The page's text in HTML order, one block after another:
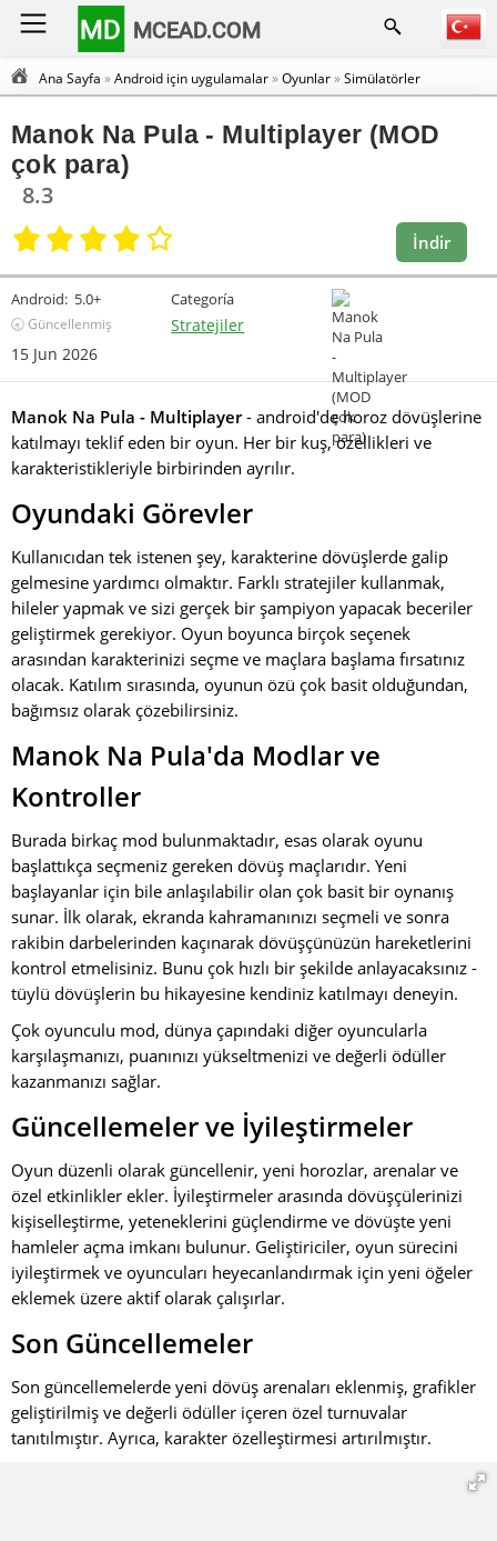
MD MCEAD.COM
Ana Sayfa »Android için uygulamalar»Oyunlar»Simülatörler
Manok Na Pula - Multiplayer (MOD
çok para)
8.3
İndir
Android: 5.0+
🕣 Güncellenmiş
15 Jun 2026
Categoría
Stratejiler
Manok Na Pula - Multiplayer- android'de horoz dövüşlerine
katılmayı teklif eden bir oyun. Her bir kuş, özellikleri ve
karakteristikleriyle birbirinden ayrılır.
Oyundaki Görevler
Kullanıcıdan tek istenen şey, karakterine dövüşlerde galip
gelmesine yardımcı olmaktır. Farklı stratejiler kullanmak,
hileler yapmak ve sizi gerçek bir şampiyon yapacak beceriler
geliştirmek gerekiyor. Oyun boyunca birçok seçenek
arasından karakterinizi seçme ve maçlara başlama fırsatınız
olacak. Katılım sırasında, oyunun özü çok basit olduğundan,
bağımsız olarak çözebilirsiniz.
Manok Na Pula'da Modlar ve
Kontroller
Burada birkaç mod bulunmaktadır, esas olarak oyunu
başlattıkça seçmeniz gereken dövüş maçlarıdır. Yeni
başlayanlar için bile anlaşılabilir olan çok basit bir oynanış
sunar. İlk olarak, ekranda kahramanınızı seçmeli ve sonra
rakibin darbelerinden kaçınarak dövüşçünüzün hareketlerini
kontrol etmelisiniz. Bunu çok hızlı bir şekilde anlayacaksınız -
tüylü dövüşlerin bu hikayesine kendiniz katılmayı deneyin.
Çok oyunculu mod, dünya çapındaki diğer oyuncularla
karşılaşmanızı, puanınızı yükseltmenizi ve değerli ödüller
kazanmanızı sağlar.
Güncellemeler ve İyileştirmeler
Oyun düzenli olarak güncellenir, yeni horozlar, arenalar ve
özel etkinlikler ekler. İyileştirmeler arasında dövüşçülerinizi
kişiselleştirme, yeteneklerini güçlendirme ve dövüşte yeni
hamleler açma imkanı bulunur. Geliştiriciler, oyun sürecini
iyileştirmek ve oyuncuları heyecanlandırmak için yeni öğeler
eklemek üzere aktif olarak çalışırlar.
Son Güncellemeler
Son güncellemelerde yeni dövüş arenaları eklenmiş, grafikler
geliştirilmiş ve değerli ödüller içeren özel turnuvalar
tanıtılmıştır. Ayrıca, karakter özelleştirmesi artırılmıştır.